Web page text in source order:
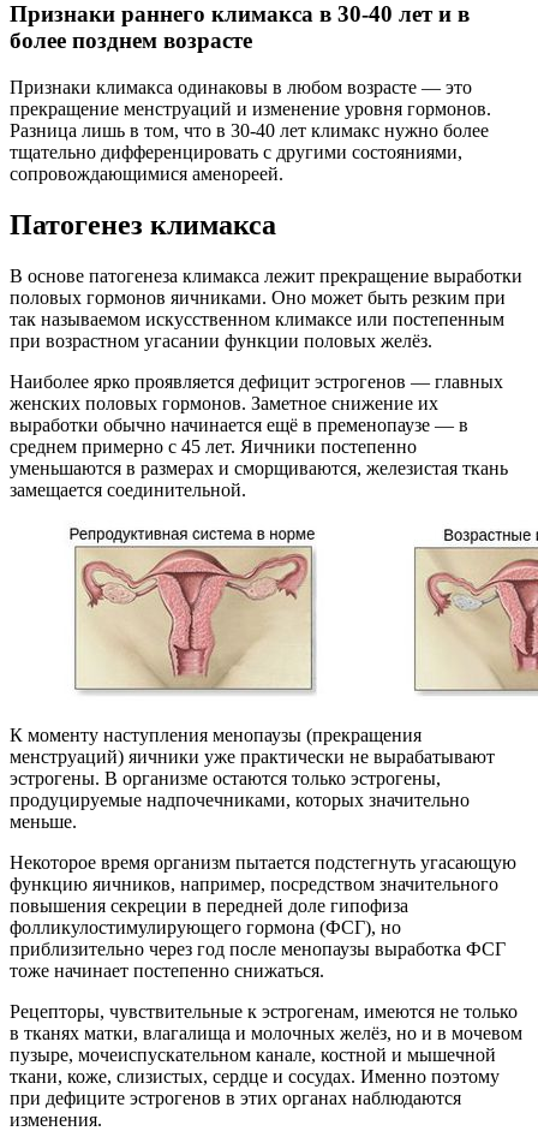
Признаки раннего климакса в 30-40 лет и в
более позднем возрасте
Признаки климакса одинаковы в любом возрасте — это
прекращение менструаций и изменение уровня гормонов.
Разница лишь в том, что в 30-40 лет климакс нужно более
тщательно дифференцировать с другими состояниями,
сопровождающимися аменореей.
Патогенез климакса
В основе патогенеза климакса лежит прекращение выработки
половых гормонов яичниками. Оно может быть резким при
так называемом искусственном климаксе или постепенным
при возрастном угасании функции половых желёз.
Наиболее ярко проявляется дефицит эстрогенов — главных
женских половых гормонов. Заметное снижение их
выработки обычно начинается ещё в пременопаузе — в
среднем примерно с 45 лет. Яичники постепенно
уменьшаются в размерах и сморщиваются, железистая ткань
замещается соединительной.
К моменту наступления менопаузы (прекращения
менструаций) яичники уже практически не вырабатывают
эстрогены. В организме остаются только эстрогены,
продуцируемые надпочечниками, которых значительно
меньше.
Некоторое время организм пытается подстегнуть угасающую
функцию яичников, например, посредством значительного
повышения секреции в передней доле гипофиза
фолликулостимулирующего гормона (ФСГ), но
приблизительно через год после менопаузы выработка ФСГ
тоже начинает постепенно снижаться.
Рецепторы, чувствительные к эстрогенам, имеются не только
в тканях матки, влагалища и молочных желёз, но и в мочевом
пузыре, мочеиспускательном канале, костной и мышечной
ткани, коже, слизистых, сердце и сосудах. Именно поэтому
при дефиците эстрогенов в этих органах наблюдаются
изменения.